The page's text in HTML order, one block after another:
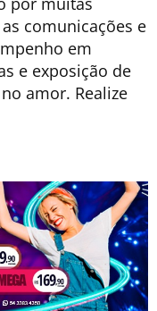
comunicações e
em
e exposição de
amor. Realize